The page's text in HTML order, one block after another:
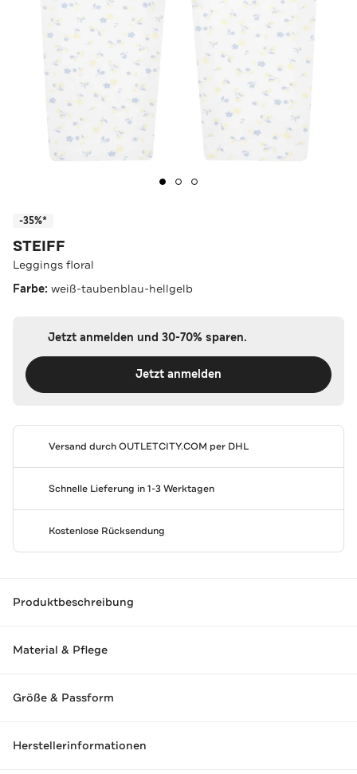
-35%*
STEIFF
Leggings floral
Farbe: weiß-taubenblau-hellgelb
Jetzt anmelden und 30-70% sparen.
Jetzt anmelden
Versand durchOUTLETCITY.COM per DHL
Schnelle Lieferung in 1-3 Werktagen
Kostenlose Rücksendung
Produktbeschreibung
Material & Pflege
Größe & Passform
Herstellerinformationen